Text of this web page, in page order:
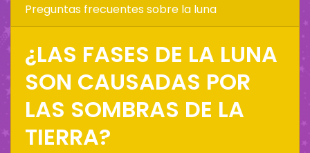
Preguntas frecuentes sobre la luna
¿LAS FASES DE LA LUNA
SON CAUSADAS POR
LAS SOMBRAS DE LA
TIERRA?